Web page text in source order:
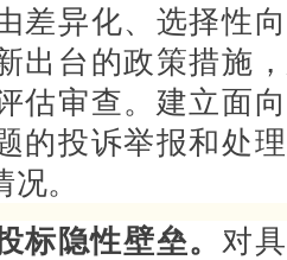
差异化、选择性
出台的政策措施
估审查。 建立面
的投诉举报和处
。
标隐性壁垒。 对